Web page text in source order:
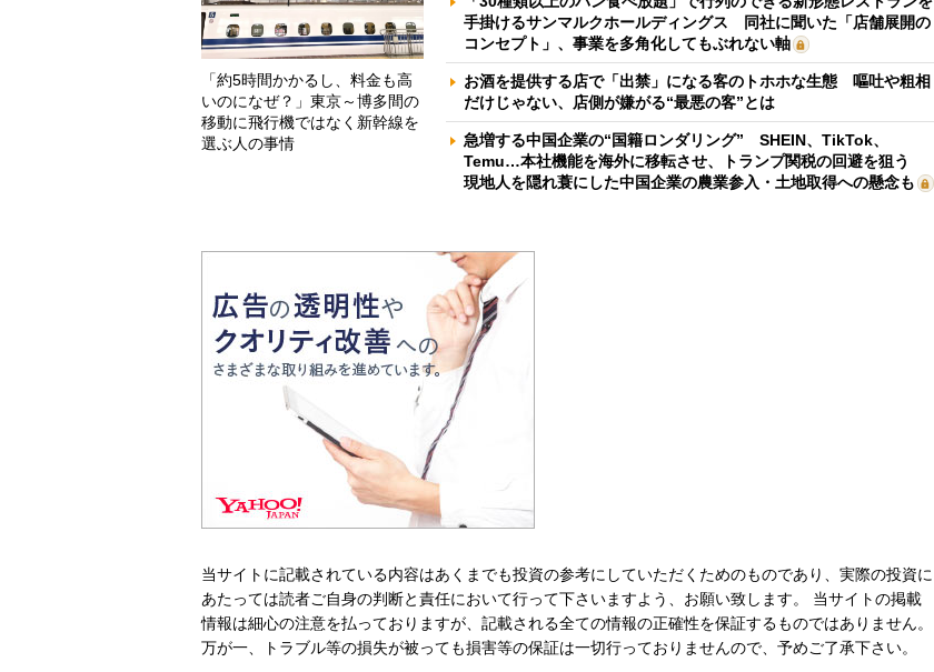
「約5時間かかるし、料金も高
いのになぜ？」東京～博多間の
移動に飛行機ではなく新幹線を
選ぶ人の事情
手掛けるサンマルクホールディングス 同社に聞いた「店舗展開の
コンセプト」、事業を多角化してもぶれない軸
お酒を提供する店で「出禁」になる客のトホホな生態 嘔吐や粗相
だけじゃない、店側が嫌がる“最悪の客”とは
急増する中国企業の“国籍ロンダリング” SHEIN、TikTok、
Temu…本社機能を海外に移転させ、トランプ関税の回避を狙う
現地人を隠れ蓑にした中国企業の農業参入・土地取得への懸念も
当サイトに記載されている内容はあくまでも投資の参考にしていただくためのものであり、実際の投資に
あたっては読者ご自身の判断と責任において行って下さいますよう、お願い致します。 当サイトの掲載
情報は細心の注意を払っておりますが、記載される全ての情報の正確性を保証するものではありません。
万が一、トラブル等の損失が被っても損害等の保証は一切行っておりませんので、予めご了承下さい。